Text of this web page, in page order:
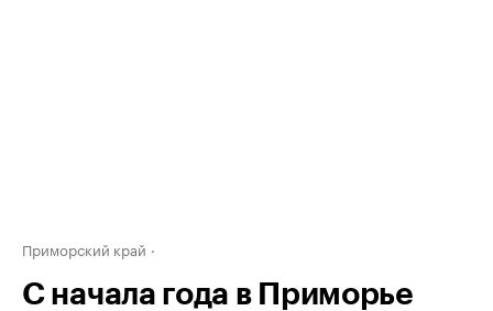
Приморский край
С начала года в Приморье